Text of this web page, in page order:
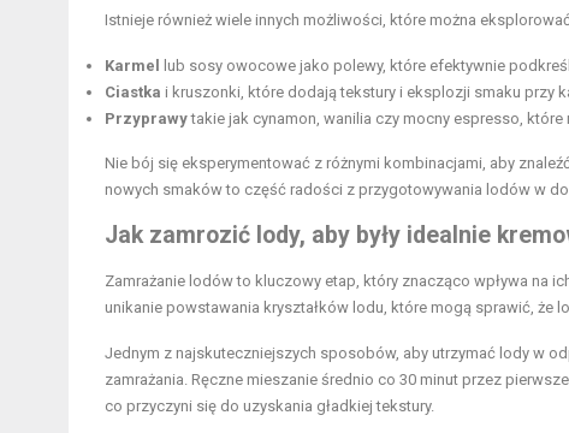
Istnieje również wiele innych możliwości, które można
Karmel
lub sosy owocowe jako polewy, które efektywnie
Ciastka i kruszonki, które dodają tekstury i eksplozji smaku przy
Przyprawytakie jak cynamon, wanilia czy mocny espresso,
Nie bój się eksperymentować z różnymi kombinacjami, aby
nowych smaków to część radości z przygotowywania lodów w
Jak zamrozić lody, aby były idealnie
Zamrażanie lodów to kluczowy etap, który znacząco wpływa na
unikanie powstawania kryształków lodu, które mogą sprawić, że
Jednym z najskuteczniejszych sposobów, aby utrzymać lody w
zamrażania. Ręczne mieszanie średnio co 30 minut przez
co przyczyni się do uzyskania gładkiej tekstury.